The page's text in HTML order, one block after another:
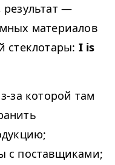
—
материалов
стеклотары: I is
за которой там
с поставщиками;